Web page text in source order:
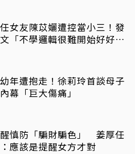
女友陳苡孋遭控當小三！發
「不學邏輯很難開始好好
年遭抱走！徐莉玲首談母子
幕「巨大傷痛」
慎防「騙財騙色」 姜厚任
應該是提醒女方才對